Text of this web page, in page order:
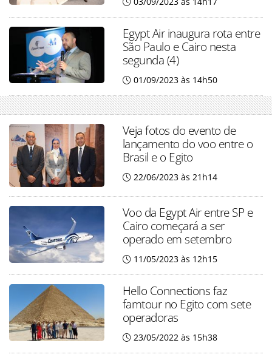
Egypt Air inaugura rota entre
São Paulo e Cairo nesta
segunda (4)
01/09/2023 às 14h50
Veja fotos do evento de
lançamento do voo entre o
Brasil e o Egito
22/06/2023 às 21h14
Voo da Egypt Air entre SP e
Cairo começará a ser
operado em setembro
11/05/2023 às 12h15
Hello Connections faz
famtour no Egito com sete
operadoras
23/05/2022 às 15h38